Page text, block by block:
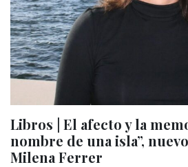
Libros | El afecto y la
nombre de una isla”,
Milena Ferrer